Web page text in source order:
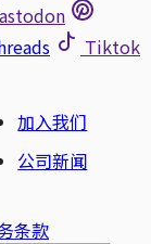
Tiktok
加入我们
公司新闻
条款